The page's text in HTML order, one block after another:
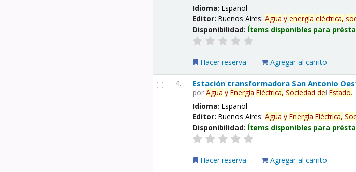
Idioma:Español
Editor:Buenos Aires:Agua y energía eléctrica,
Disponibilidad: Ítems disponibles para
Hacer reserva Agregar al carrito
4. Estación transformadora San Antonio
porAgua y Energía Eléctrica, Sociedad delEstado.
Idioma:Español
Editor:Buenos Aires:Agua y Energía Eléctrica,
Disponibilidad: Ítems disponibles para
Hacer reserva Agregar al carrito